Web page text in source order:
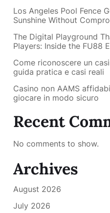
Los Angeles Pool Fence
Sunshine Without
The Digital Playground
Players: Inside the FU88
Come riconoscere un
guida pratica e casi reali
Casino non AAMS
giocare in modo sicuro
Recent
No comments to show.
Archives
August 2026
July 2026